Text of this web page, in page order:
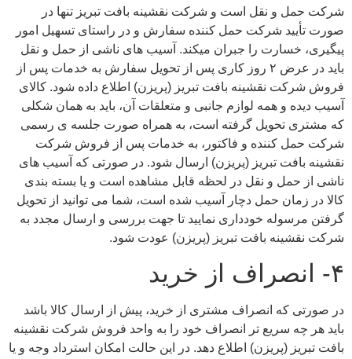
شرکت حمل و نقل است و شرکت نقشینه بافت تبریز تنها در
صورت تأیید شرکت حمل کننده سفارش و در راستای تسهیل امور
پیگیری، خسارت را جبران می‏کند. آسیب های ناشی از حمل و نقل
باید در عرض ۲ روز کاری پس از تحویل سفارش به خدمات پس از
فروش شرکت نقشینه بافت تبریز (پریزن) اطلاع داده شود. کالای
آسیب دیده و همه لوازم جانبی و متعلقات آن، باید به همان شکلی
که مشتری تحویل گرفته است، به همراه صورت جلسه ی رسمی
شرکت حمل کننده و فاکتور، به خدمات پس از فروش شرکت
نقشینه بافت تبریز (پریزن) ارسال شود. در صورتی که آسیب های
ناشی از حمل و نقل در لحظه قابل مشاهده است و یا بسته بندی
کالا در زمان حمل دچار آسیب شده است، شما می توانید از تحویل
گرفتن مرسوله خودداری نمایید تا جهت بررسی و ارسال مجدد به
شرکت نقشینه بافت تبریز (پریزن) عودت شود.
۴- انصراف از خرید
در صورتی که انصراف مشتری از خرید، پیش از ارسال کالا باشد
باید هر چه سریع تر انصراف خود را به واحد فروش شرکت نقشینه
بافت تبریز (پریزن) اطلاع دهد. در این حالت امکان استرداد وجه و یا